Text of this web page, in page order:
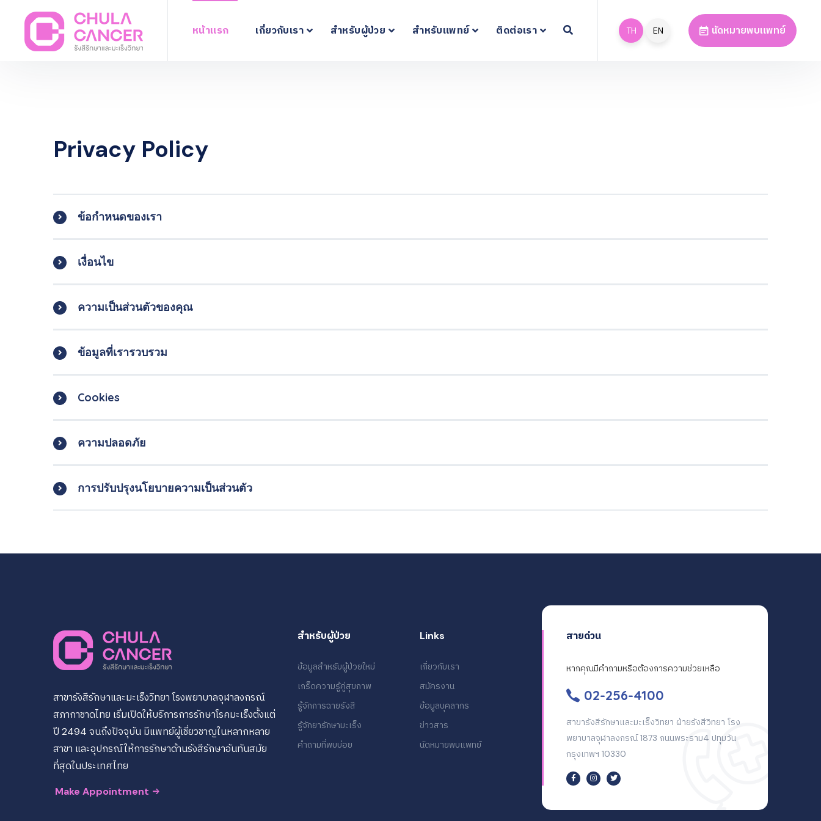
หน้าแรก เกี่ยวกับเรา สำหรับผู้ป่วย สำหรับแพทย์ ติดต่อเรา TH EN นัดหมายพบแพทย์
Privacy Policy
ข้อกำหนดของเรา
เงื่อนไข
ความเป็นส่วนตัวของคุณ
ข้อมูลที่เรารวบรวม
Cookies
ความปลอดภัย
การปรับปรุงนโยบายความเป็นส่วนตัว
สาขารังสีรักษาและมะเร็งวิทยา โรงพยาบาลจุฬาลงกรณ์
สภากาชาดไทย เริ่มเปิดให้บริการการรักษาโรคมะเร็งตั้งแต่
ปี 2494 จนถึงปัจจุบัน มีแพทย์ผู้เชี่ยวชาญในหลากหลาย
สาขา และอุปกรณ์ให้การรักษาด้านรังสีรักษาอันทันสมัย
ที่สุดในประเทศไทย
Make Appointment
สำหรับผู้ป่วย
ข้อมูลสำหรับผู้ป่วยใหม่
เกร็ดความรู้คู่สุขภาพ
รู้จักการฉายรังสี
รู้จักยารักษามะเร็ง
คำถามที่พบบ่อย
Links
เกี่ยวกับเรา
สมัครงาน
ข้อมูลบุคลากร
ข่าวสาร
นัดหมายพบแพทย์
สายด่วน
หากคุณมีคำถามหรือต้องการความช่วยเหลือ
02-256-4100
สาขารังสีรักษาและมะเร็งวิทยา ฝ่ายรังสีวิทยา โรง
พยาบาลจุฬาลงกรณ์ 1873 ถนนพระราม4 ปทุมวัน
กรุงเทพฯ 10330